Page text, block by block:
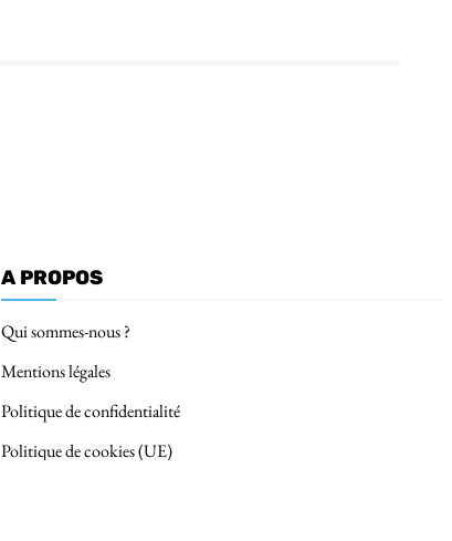
A PROPOS
Qui sommes-nous ?
Mentions légales
Politique de confidentialité
Politique de cookies (UE)